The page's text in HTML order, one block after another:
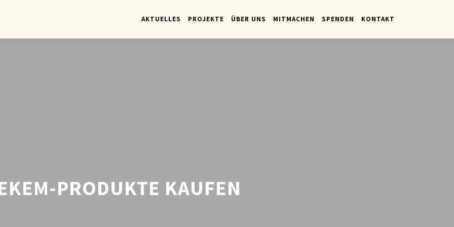
AKTUELLES PROJEKTE ÜBER UNS MITMACHEN SPENDEN KONTAKT
PRODUKTE KAUFEN